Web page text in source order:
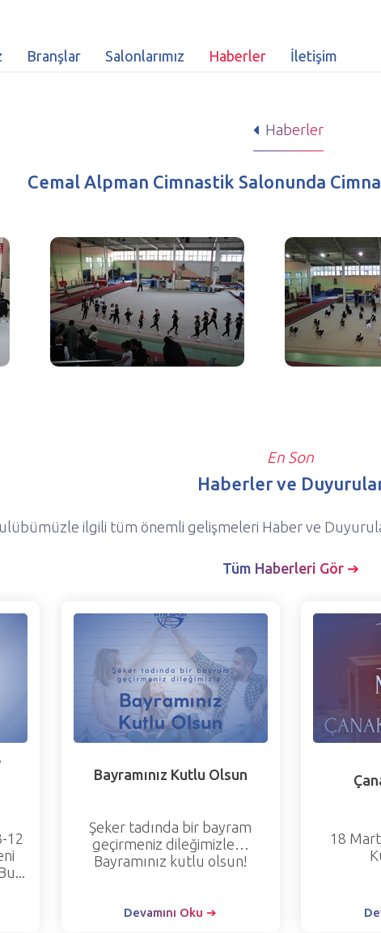
Branşlar Salonlarımız Haberler İletişim
Haberler
Cemal Alpman Cimnastik Salonunda
En Son
Haberler ve
ilgili tüm önemli gelişmeleri Haber ve
Tüm Haberleri Gör ➔
12
Bayramınız Kutlu Olsun
Şeker tadında bir bayram
geçirmeniz dileğimizle…
Bayramınız kutlu olsun!
Devamını Oku ➔
18